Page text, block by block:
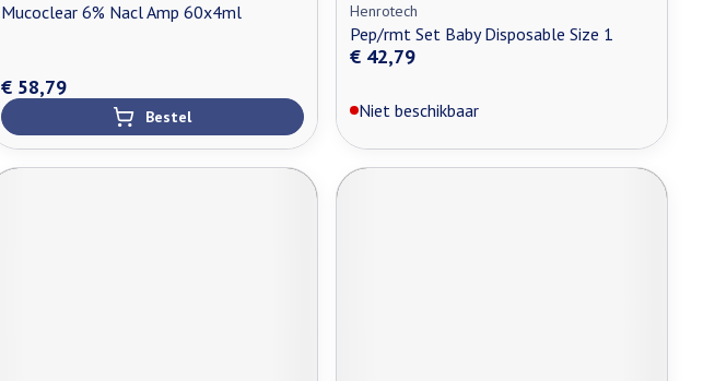
Mucoclear 6% Nacl Amp 60x4ml
€ 58,79
Bestel
Henrotech
Pep/rmt Set Baby Disposable Size 1
€ 42,79
Niet beschikbaar